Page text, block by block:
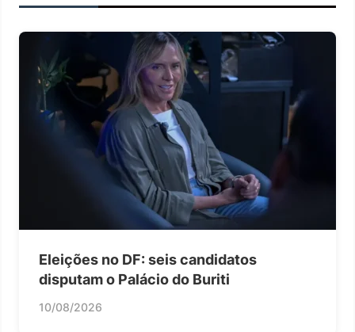
Eleições no DF: seis candidatos
disputam o Palácio do Buriti
10/08/2026